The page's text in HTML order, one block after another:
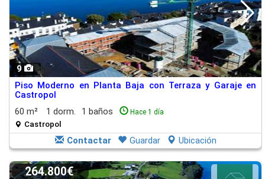
9
Piso Moderno en Planta Baja con Terraza y Garaje en
Castropol
60 m²
1 dorm. 1 baños Hace 1 día
Castropol
Contactar Guardar Ubicación
264.800€